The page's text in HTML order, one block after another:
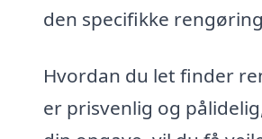
den specifikke
Hvordan du let finder
er prisvenlig og